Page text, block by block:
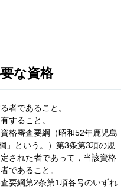
な資格
者であること。
すること。
格審査要綱（昭和52年鹿児島
」という。）第3条第3項の規
された者であって，当該資格
であること。
要綱第2条第1項各号のいずれ